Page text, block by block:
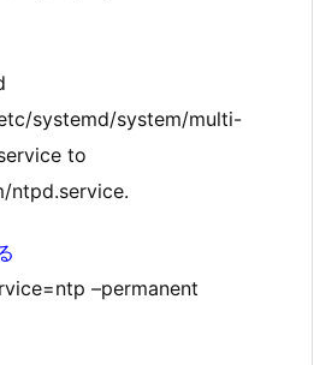
systemd/system/multi-
to
ntpd.service.
–permanent